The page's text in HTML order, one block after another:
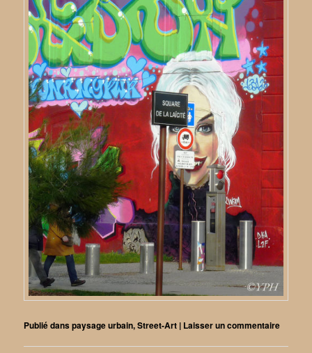
Publié danspaysage urbain,Street-Art | Laisser un commentaire